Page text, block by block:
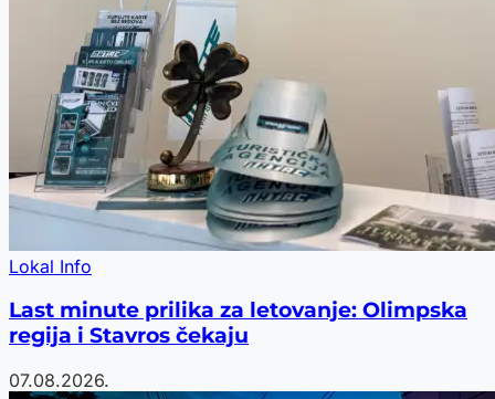
Lokal Info
Last minute prilika za letovanje: Olimpska
regija i Stavros čekaju
07.08.2026.